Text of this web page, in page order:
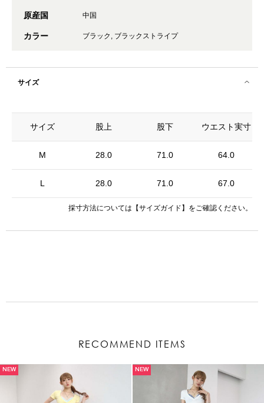
原産国 中国
カラー ブラック, ブラックストライプ
サイズ
サイズ
M
L
股上 股下 ウエスト実寸
28.0 71.0 64.0
28.0 71.0 67.0
採寸方法については 【サイズガイド】 をご確認ください。
RECOMMEND ITEMS
NEW NEW